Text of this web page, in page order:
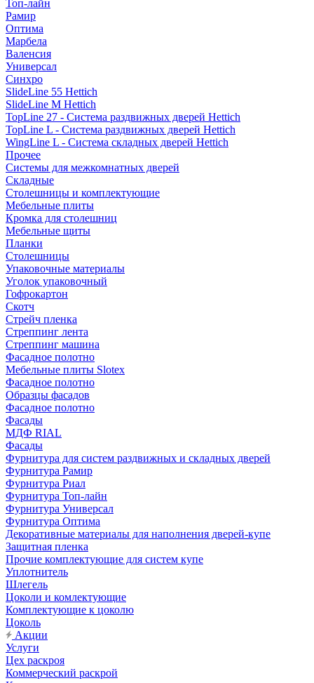
Топ-лайн
Рамир
Оптима
Марбела
Валенсия
Универсал
Синхро
SlideLine 55 Hettich
SlideLine M Hettich
TopLine 27 - Система раздвижных дверей Hettich
TopLine L - Система раздвижных дверей Hettich
WingLine L - Система складных дверей Hettich
Прочее
Системы для межкомнатных дверей
Складные
Столешницы и комплектующие
Мебельные плиты
Кромка для столешниц
Мебельные щиты
Планки
Столешницы
Упаковочные материалы
Уголок упаковочный
Гофрокартон
Скотч
Стрейч пленка
Стреппинг лента
Стреппинг машина
Фасадное полотно
Мебельные плиты Slotex
Фасадное полотно
Образцы фасадов
Фасадное полотно
Фасады
МДФ RIAL
Фасады
Фурнитура для систем раздвижных и складных дверей
Фурнитура Рамир
Фурнитура Риал
Фурнитура Топ-лайн
Фурнитура Универсал
Фурнитура Оптима
Декоративные материалы для наполнения дверей-купе
Защитная пленка
Прочие комплектующие для систем купе
Уплотнитель
Шлегель
Цоколи и комлектующие
Комплектующие к цоколю
Цоколь
Акции
Услуги
Цех раскроя
Коммерческий раскрой